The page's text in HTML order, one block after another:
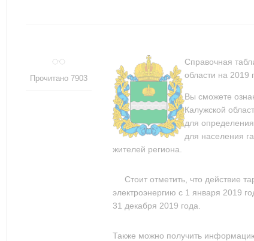
Справочная
области на 2019
Вы сможете
Калужской
для
для населения
жителей региона.
Стоит отметить, что действие
электроэнергию с 1 января 2019
31 декабря 2019 года.
Также можно получить
Прочитано 7903